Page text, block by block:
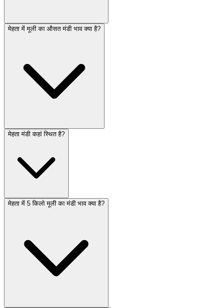
मेहता में मूली का औसत मंडी भाव क्या है?
मेहता मंडी कहां स्थित है?
मेहता में 5 किलो मूली का मंडी भाव क्या है?